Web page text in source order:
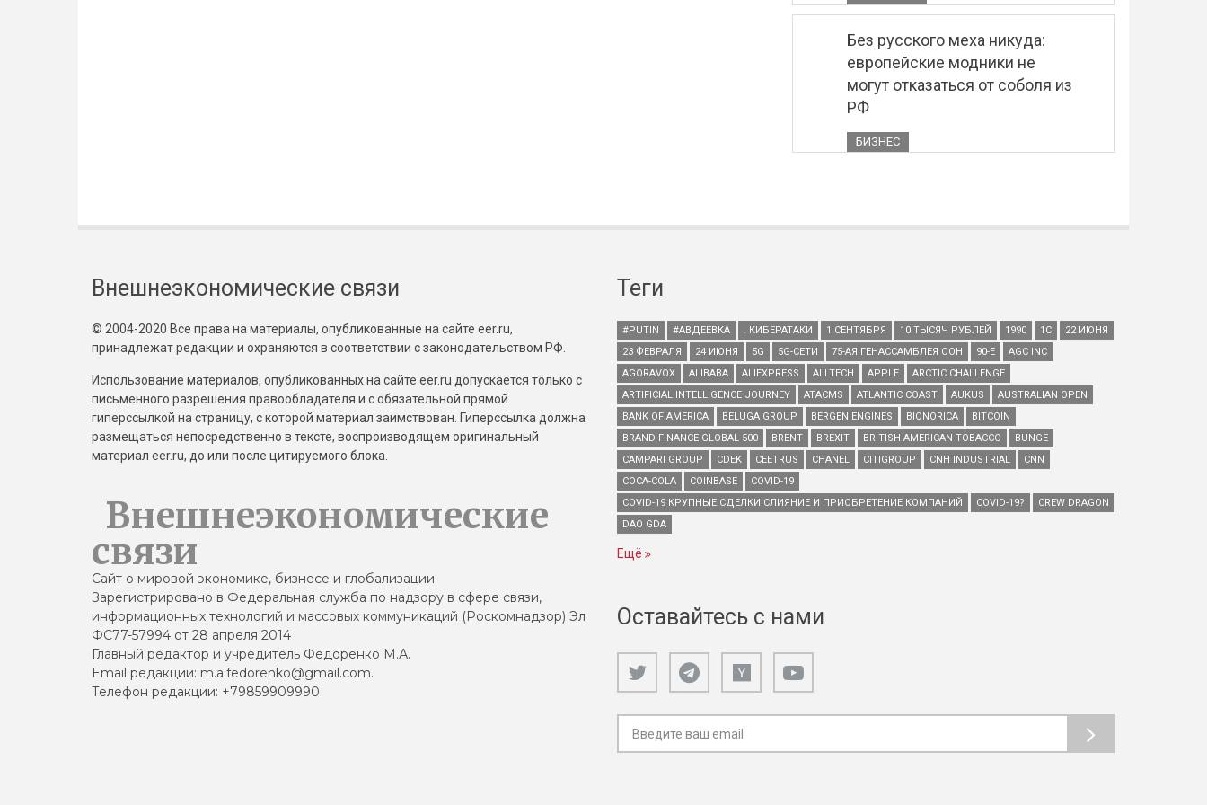
Без русского меха никуда:
европейские модники не
могут отказаться от соболя из
РФ
БИЗНЕС
Внешнеэкономические связи
© 2004-2020 Все права на материалы, опубликованные на сайте eer.ru,
принадлежат редакции и охраняются в соответствии с законодательством РФ.
Использование материалов, опубликованных на сайте eer.ru допускается только с
письменного разрешения правообладателя и с обязательной прямой
гиперссылкой на страницу, с которой материал заимствован. Гиперссылка должна
размещаться непосредственно в тексте, воспроизводящем оригинальный
материал eer.ru, до или после цитируемого блока.
Внешнеэкономические
связи
Сайт о мировой экономике, бизнесе и глобализации
Зарегистрировано в Федеральная служба по надзору в сфере связи,
информационных технологий и массовых коммуникаций (Роскомнадзор) Эл
ФС77-57994 от 28 апреля 2014
Главный редактор и учредитель Федоренко М.А.
Email редакции: m.a.fedorenko@gmail.com.
Телефон редакции: +79859909990
Теги
#PUTIN #АВДЕЕВКА . КИБЕРАТАКИ 1 СЕНТЯБРЯ 10 ТЫСЯЧ РУБЛЕЙ 1990 1С
22 ИЮНЯ
23 ФЕВРАЛЯ
24 ИЮНЯ 5G 5G-СЕТИ 75-АЯ ГЕНАССАМБЛЕЯ ООН 90-Е
AGC INC
AGORAVOX
ALIBABA ALIEXPRESS ALLTECH APPLE
ARCTIC CHALLENGE
ARTIFICIAL INTELLIGENCE JOURNEY
ATACMS ATLANTIC COAST AUKUS
AUSTRALIAN OPEN
BANK OF AMERICA
BELUGA GROUP BERGEN ENGINES BIONORICA
BITCOIN
BRAND FINANCE GLOBAL 500
BRENT BREXIT BRITISH AMERICAN TOBACCO
BUNGE
CAMPARI GROUP
CDEK CEETRUS CHANEL CITIGROUP CNH INDUSTRIAL
CNN
COCA-COLA
COINBASE
COVID-19
COVID-19 КРУПНЫЕ СДЕЛКИ СЛИЯНИЕ И ПРИОБРЕТЕНИЕ КОМПАНИЙ
COVID-19?
CREW DRAGON
DAO GDA
Ещё
Оставайтесь с нами